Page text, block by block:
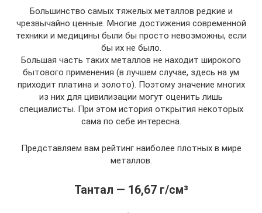
Большинство самых тяжелых металлов редкие и
чрезвычайно ценные. Многие достижения современной
техники и медицины были бы просто невозможны, если
бы их не было.
Большая часть таких металлов не находит широкого
бытового применения (в лучшем случае, здесь на ум
приходит платина и золото). Поэтому значение многих
из них для цивилизации могут оценить лишь
специалисты. При этом история открытия некоторых
сама по себе интересна.
Представляем вам рейтинг наиболее плотных в мире
металлов.
Тантал — 16,67 г/см³